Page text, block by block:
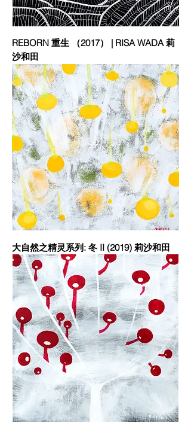
REBORN 重生 （2017） | RISA WADA 莉
沙和田
大自然之精灵系列: 冬 II (2019) 莉沙和田